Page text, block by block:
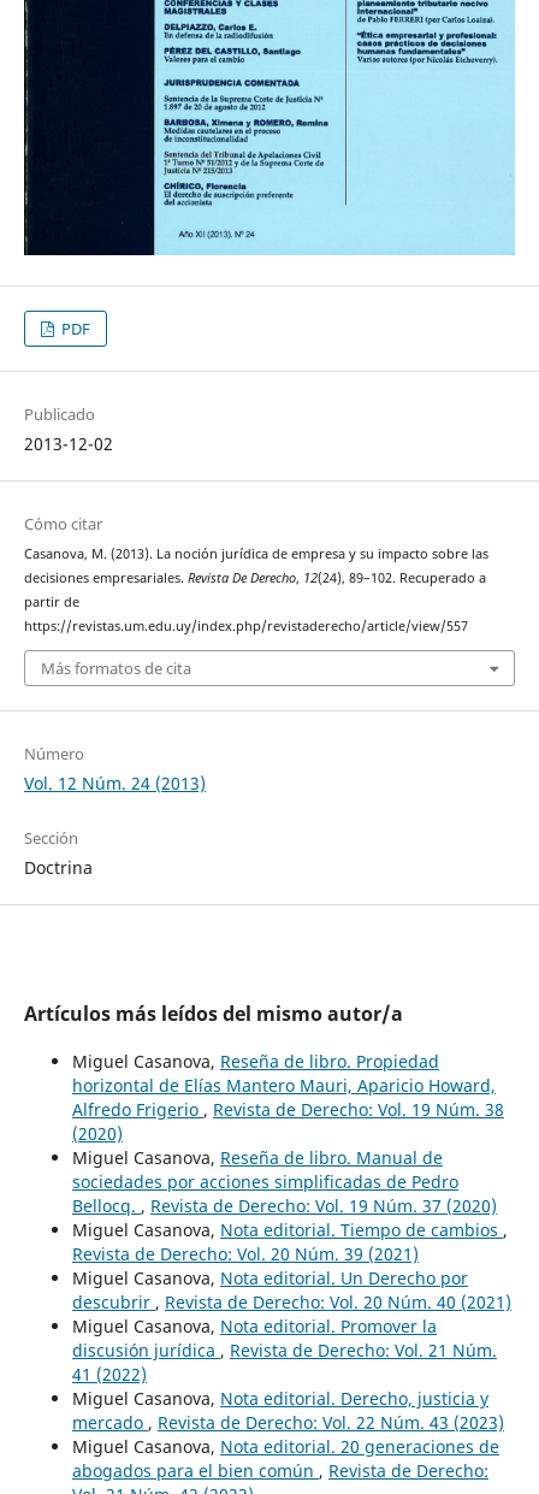
PDF
Publicado
2013-12-02
Cómo citar
Casanova, M. (2013). La noción jurídica de empresa y su impacto sobre las
decisiones empresariales. Revista De Derecho, 12(24), 89–102. Recuperado a
partir de
https://revistas.um.edu.uy/index.php/revistaderecho/article/view/557
Más formatos de cita
Número
Vol. 12 Núm. 24 (2013)
Sección
Doctrina
Artículos más leídos del mismo autor/a
Miguel Casanova, Reseña de libro. Propiedad
horizontal de Elías Mantero Mauri, Aparicio Howard,
Alfredo Frigerio , Revista de Derecho: Vol. 19 Núm. 38
(2020)
Miguel Casanova, Reseña de libro. Manual de
sociedades por acciones simplificadas de Pedro
Bellocq. , Revista de Derecho: Vol. 19 Núm. 37 (2020)
Miguel Casanova, Nota editorial. Tiempo de cambios ,
Revista de Derecho: Vol. 20 Núm. 39 (2021)
Miguel Casanova, Nota editorial. Un Derecho por
descubrir , Revista de Derecho: Vol. 20 Núm. 40 (2021)
Miguel Casanova, Nota editorial. Promover la
discusión jurídica , Revista de Derecho: Vol. 21 Núm.
41 (2022)
Miguel Casanova, Nota editorial. Derecho, justicia y
mercado , Revista de Derecho: Vol. 22 Núm. 43 (2023)
Miguel Casanova, Nota editorial. 20 generaciones de
abogados para el bien común , Revista de Derecho: